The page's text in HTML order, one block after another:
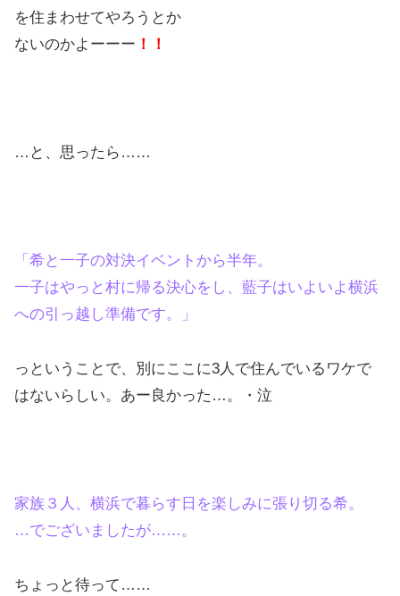
を住まわせてやろうとか
ないのかよーーー ！！
…と、思ったら……
「希と一子の対決イベントから半年。
一子はやっと村に帰る決心をし、藍子はいよいよ横浜
への引っ越し準備です。」
っということで、別にここに3人で住んでいるワケで
はないらしい。あー良かった…。・泣
家族３人、横浜で暮らす日を楽しみに張り切る希。
…でございましたが……。
ちょっと待って……